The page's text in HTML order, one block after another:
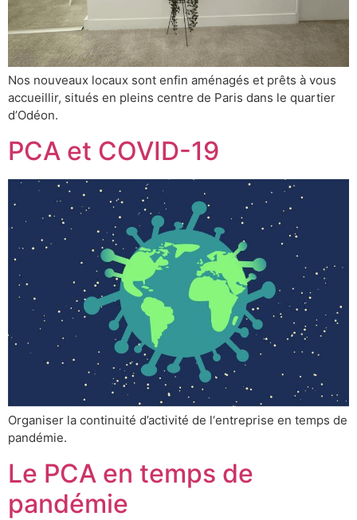
Nos nouveaux locaux sont enfin aménagés et prêts à vous
accueillir, situés en pleins centre de Paris dans le quartier
d’Odéon.
PCA et COVID-19
Organiser la continuité d’activité de l‘entreprise en temps de
pandémie.
Le PCA en temps de
pandémie